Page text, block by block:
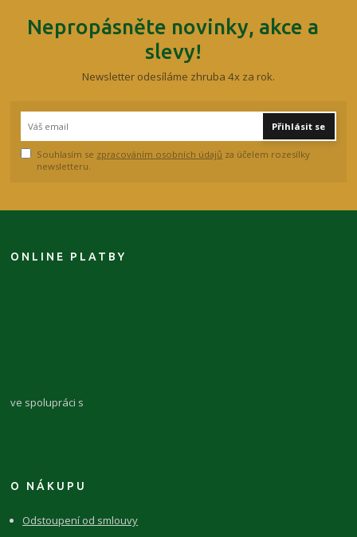
Nepropásněte novinky, akce a
slevy!
Newsletter odesíláme zhruba 4x za rok.
Přihlásit se
Souhlasím se zpracováním osobních údajů za účelem rozesílky
newsletteru.
ONLINE PLATBY
ve spolupráci s
O NÁKUPU
Odstoupení od smlouvy